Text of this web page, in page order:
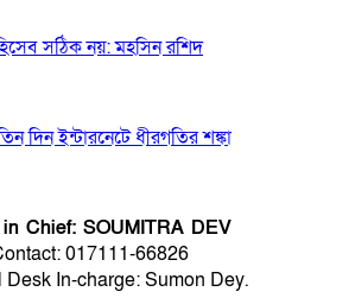
সঠিক নয়: মহসিন রশিদ
দিন ইন্টারনেটে ধীরগতির শঙ্কা
Chief: SOUMITRA DEV
017111-66826
Desk In-charge: Sumon Dey.